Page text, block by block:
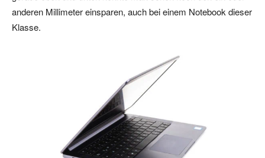
anderen Millimeter einsparen, auch bei einem Notebook dieser
Klasse.